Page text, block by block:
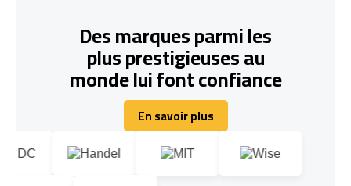
Des marques parmi les
plus prestigieuses au
monde lui font confiance
En savoir plus
En savoir plus